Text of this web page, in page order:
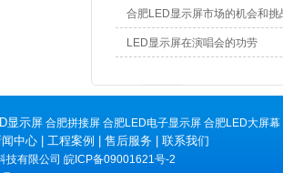
合肥LED显示屏市场的机会和挑
LED显示屏在演唱会的功劳
显示屏 合肥拼接屏 合肥LED电子显示屏 合肥LED大屏幕
闻中心 | 工程案例 | 售后服务 | 联系我们
技有限公司 皖ICP备09001621号-2